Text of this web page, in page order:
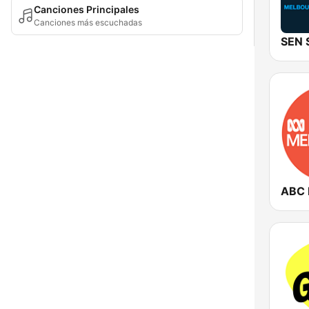
Canciones Principales
Canciones más escuchadas